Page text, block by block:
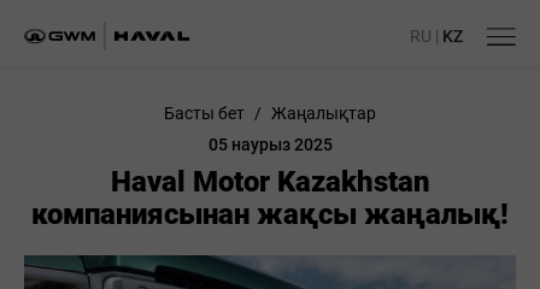
RU | KZ
Басты бет /
Жаңалықтар
05 наурыз 2025
Haval Motor Kazakhstan
компаниясынан жақсы жаңалық!